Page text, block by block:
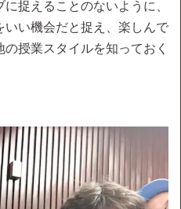
捉えることのないように、
い機会だと捉え、楽しんで
授業スタイルを知っておく